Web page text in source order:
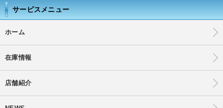
サービスメニュー
ホーム
在庫情報
店舗紹介